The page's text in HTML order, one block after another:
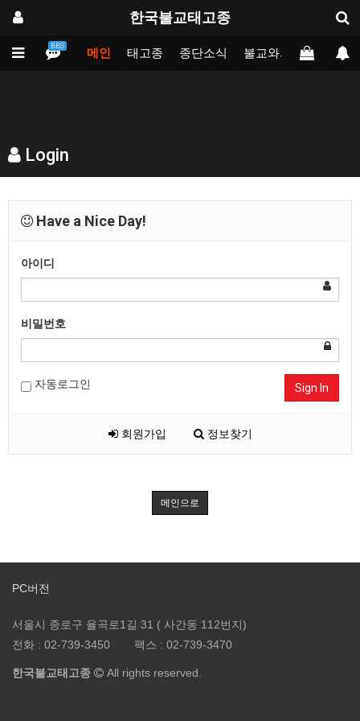
한국불교태고종
BBS
메인 태고종 종단소식 불교와의만남 업
Login
Have a Nice Day!
아이디
비밀번호
자동로그인 Sign In
회원가입 정보찾기
메인으로
PC버전
서울시 종로구 율곡로1길 31 ( 사간동 112번지)
전화 : 02-739-3450 팩스 : 02-739-3470
한국불교태고종 All rights reserved.